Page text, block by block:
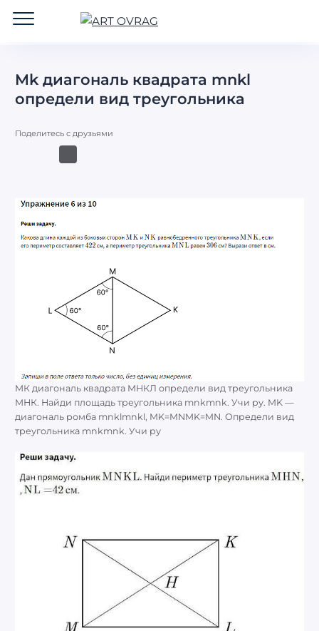
Mk диагональ квадрата mnkl
определи вид треугольника
Поделитесь с друзьями
МК диагональ квадрата МНКЛ определи вид треугольника
МНК. Найди площадь треугольника mnkmnk. Учи ру. MK —
диагональ ромба mnklmnkl, MK=MNMK=MN. Определи вид
треугольника mnkmnk. Учи ру